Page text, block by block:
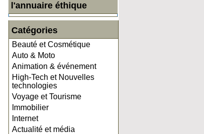
l'annuaire éthique
Catégories
Beauté et Cosmétique
Auto & Moto
Animation & événement
High-Tech et Nouvelles
technologies
Voyage et Tourisme
Immobilier
Internet
Actualité et média